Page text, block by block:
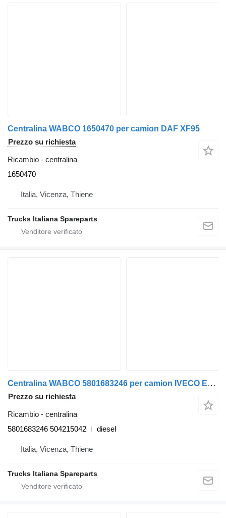
Centralina WABCO 1650470 per camion DAF XF95
Prezzo su richiesta
Ricambio - centralina
1650470
Italia, Vicenza, Thiene
Trucks Italiana Spareparts
Centralina WABCO 5801683246 per camion IVECO EUROCARGO 2005>2008
Prezzo su richiesta
Ricambio - centralina
5801683246 504215042
diesel
Italia, Vicenza, Thiene
Trucks Italiana Spareparts